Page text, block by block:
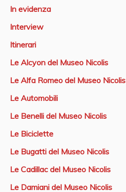
In evidenza
Interview
Itinerari
Le Alcyon del Museo Nicolis
Le Alfa Romeo del Museo Nicolis
Le Automobili
Le Benelli del Museo Nicolis
Le Biciclette
Le Bugatti del Museo Nicolis
Le Cadillac del Museo Nicolis
Le Damiani del Museo Nicolis